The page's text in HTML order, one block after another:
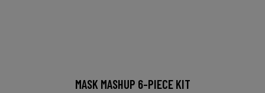
MASK MASHUP 6-PIECE KIT